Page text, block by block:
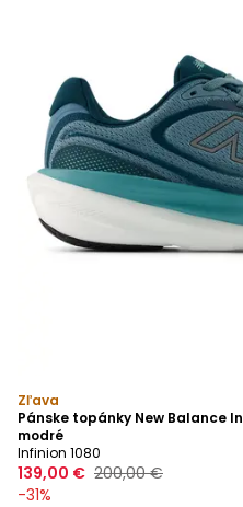
Zľava
Pánske topánky New Balance
modré
Infinion 1080
139,00 € 200,00 €
-31%